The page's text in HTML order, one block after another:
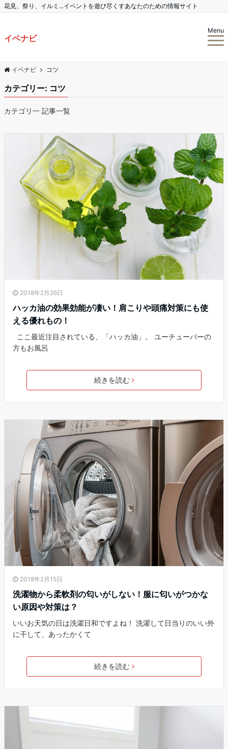
花見、祭り、イルミ...イベントを遊び尽くすあなたのための情報サイト
イベナビ
Menu
イベナビ コツ
カテゴリー: コツ
カテゴリ一 記事一覧
2018年2月26日
ハッカ油の効果効能が凄い！肩こりや頭痛対策にも使
える優れもの！
ここ最近注目されている、「ハッカ油」。 ユーチューバーの
方もお風呂
続きを読む
2018年2月15日
洗濯物から柔軟剤の匂いがしない！服に匂いがつかな
い原因や対策は？
いいお天気の日は洗濯日和ですよね！ 洗濯して日当りのいい外
に干して、あったかくて
続きを読む